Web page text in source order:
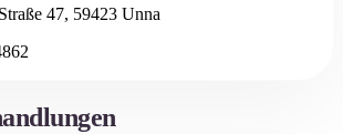
47, 59423 Unna